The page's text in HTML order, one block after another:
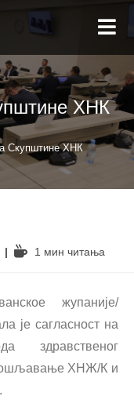
ХНК
Скупштине ХНК
1 мин читањa
жупаније/
је сагласност на
здравственог
ХНЖ/К и